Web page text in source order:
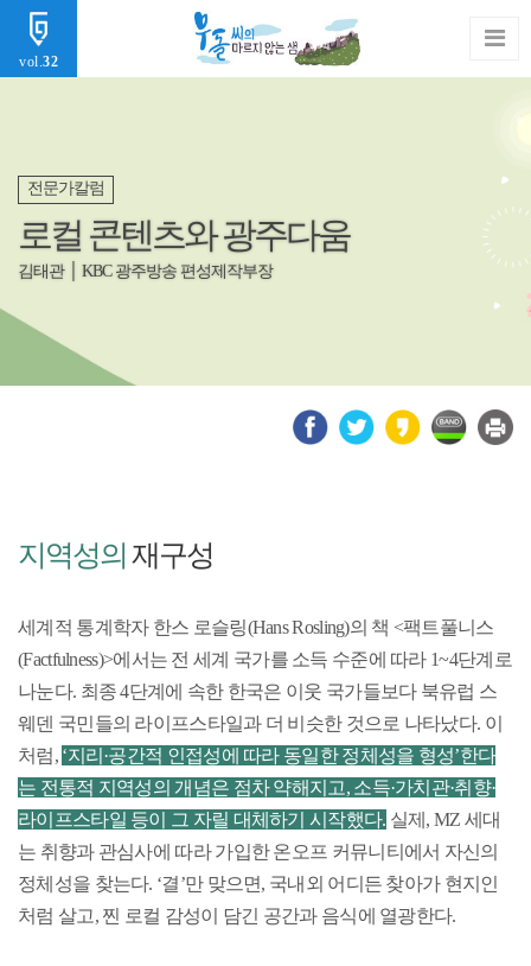
vol.32
전문가칼럼
로컬 콘텐츠와 광주다움
김태관 │ KBC 광주방송 편성제작부장
지역성의 재구성
세계적 통계학자 한스 로슬링(Hans Rosling)의 책 <팩트풀니스
(Factfulness)>에서는 전 세계 국가를 소득 수준에 따라 1~4단계로
나눈다. 최종 4단계에 속한 한국은 이웃 국가들보다 북유럽 스
웨덴 국민들의 라이프스타일과 더 비슷한 것으로 나타났다. 이
처럼, ‘지리·공간적 인접성에 따라 동일한 정체성을 형성’한다
는 전통적 지역성의 개념은 점차 약해지고, 소득·가치관·취향·
라이프스타일 등이 그 자릴 대체하기 시작했다. 실제, MZ 세대
는 취향과 관심사에 따라 가입한 온오프 커뮤니티에서 자신의
정체성을 찾는다. ‘결’만 맞으면, 국내외 어디든 찾아가 현지인
처럼 살고, 찐 로컬 감성이 담긴 공간과 음식에 열광한다.